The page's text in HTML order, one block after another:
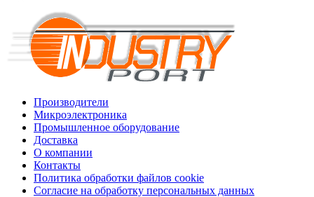
Производители
Микроэлектроника
Промышленное оборудование
Доставка
О компании
Контакты
Политика обработки файлов cookie
Согласие на обработку персональных данных